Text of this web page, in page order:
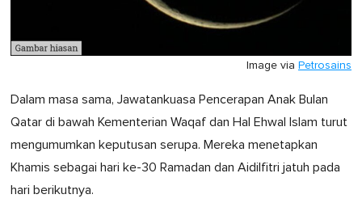
Image via Petrosains
Dalam masa sama, Jawatankuasa Pencerapan Anak Bulan
Qatar di bawah Kementerian Waqaf dan Hal Ehwal Islam turut
mengumumkan keputusan serupa. Mereka menetapkan
Khamis sebagai hari ke-30 Ramadan dan Aidilfitri jatuh pada
hari berikutnya.